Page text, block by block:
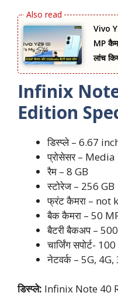
Vivo
MP
लांच
Infinix
Edition
डिस्प्ले – 6.67
प्रोसेसर –
रैम – 8 GB
स्टोरेज – 256 GB
फ्रंट कैमरा – not
बैक कैमरा – 50
बैटरी बैकअप –
चार्जिंग सपोर्ट-
नेटवर्क – 5G, 4G,
डिस्प्ले: Infinix Note 40